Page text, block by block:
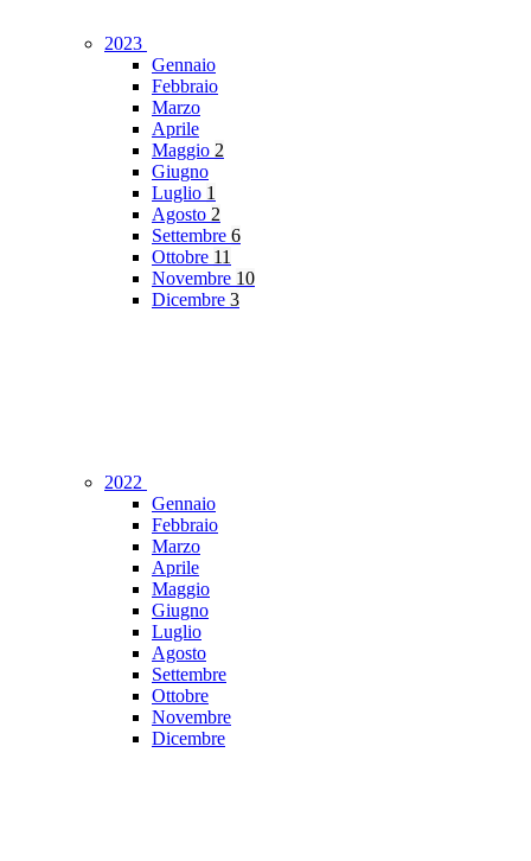
2023
Gennaio
Febbraio
Marzo
Aprile
Maggio 2
Giugno
Luglio 1
Agosto 2
Settembre 6
Ottobre 11
Novembre 10
Dicembre 3
2022
Gennaio
Febbraio
Marzo
Aprile
Maggio
Giugno
Luglio
Agosto
Settembre
Ottobre
Novembre
Dicembre